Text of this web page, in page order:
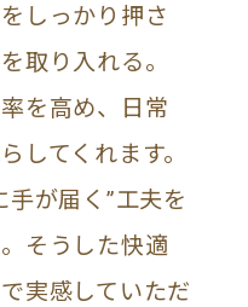
しっかり押さ
取り入れる。
を高め、日常
してくれます。
が届く”工夫を
そうした快適
実感していただ